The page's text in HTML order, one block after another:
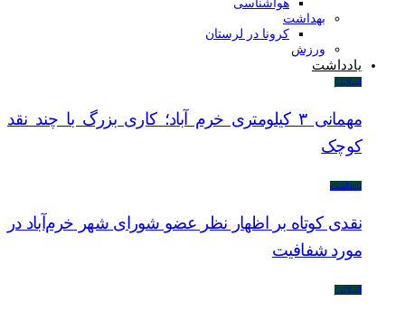
هواشناسی
بهداشت
کرونا در لرستان
ورزش
یادداشت
اسلایدر
مهمانی ۳ کیلومتری خرم آباد؛ کاری بزرگ با چند نقد
کوچک
یادداشت
نقدی کوتاه بر اظهار نظر عضو شورای شهر خرم‌آباد در
مورد شفافیت
اسلایدر